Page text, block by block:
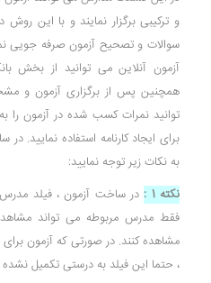
و ترکیبی برگزار نمایند و با این
سوالات و تصحیح آزمون صرفه جویی
آزمون آنلاین می توانید از بخش
همچنین پس از برگزاری آزمون و
توانید نمرات کسب شده در آزمون را
برای ایجاد کارنامه استفاده نمایید.
به نکات زیر توجه نمایید:
نکته 1 :
در ساخت آزمون ، فیلد مدرس
فقط مدرس مربوطه می تواند
مشاهده کنند. در صورتی که آزمون
، حتما این فیلد به درستی تکمیل